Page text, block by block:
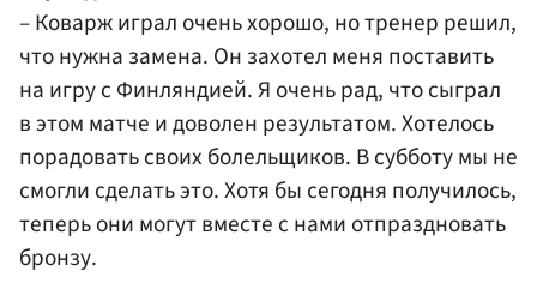
– Коварж играл очень хорошо, но тренер решил,
что нужна замена. Он захотел меня поставить
на игру с Финляндией. Я очень рад, что сыграл
в этом матче и доволен результатом. Хотелось
порадовать своих болельщиков. В субботу мы не
смогли сделать это. Хотя бы сегодня получилось,
теперь они могут вместе с нами отпраздновать
бронзу.